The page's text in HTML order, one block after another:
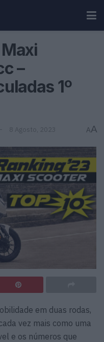
–
1º
8 Agosto, 2023 AA
em duas rodas,
vez mais como uma
e os números que